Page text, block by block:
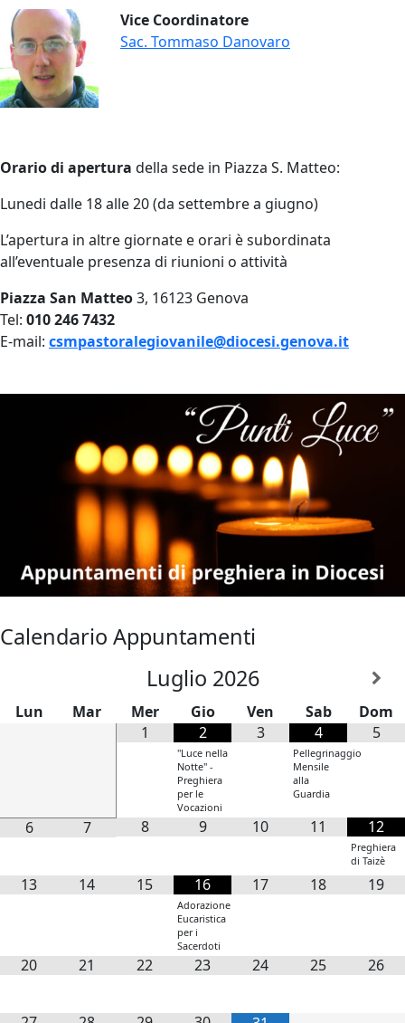
Vice Coordinatore
Sac. Tommaso Danovaro
Orario di apertura della sede in Piazza S. Matteo:
Lunedi dalle 18 alle 20 (da settembre a giugno)
L’apertura in altre giornate e orari è subordinata
all’eventuale presenza di riunioni o attività
Piazza San Matteo3, 16123 Genova
Tel: 010 246 7432
E-mail: csmpastoralegiovanile@diocesi.genova.it
Calendario Appuntamenti
Luglio 2026
Lun Mar Mer Gio Ven Sab
Dom
1
2
"Luce nella
Notte" -
Preghiera
per le
Vocazioni
3 4
Pellegrinaggio
Mensile
alla
Guardia
5
6 7 8 9 10 11 12
Preghiera
di Taizè
13 14 15 16
Adorazione
Eucaristica
per i
Sacerdoti
17 18 19
20 21 22 23 24 25 26